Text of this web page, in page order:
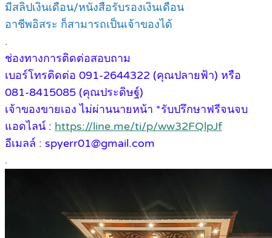
มีสลิปเงินเดือน/หนังสือรับรองเงินเดือน
อาชีพอิสระ ก็สามารถเป็นเจ้าของได้
.
ช่องทางการติดต่อสอบถาม
เบอร์โทรติดต่อ 091-2644322 (คุณปลายฟ้า) หรือ
081-8415085 (คุณประดิษฐ์)
เจ้าของขายเอง ไม่ผ่านนายหน้า *รับปรึกษาฟรีจนจบ
แอดไลน์ : https://line.me/ti/p/ww32FQlpJf
อีเมลล์ : spyerr01@gmail.com
.